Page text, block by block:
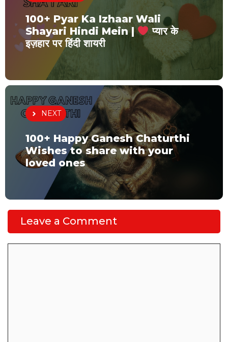
100+ Pyar Ka Izhaar Wali
Shayari Hindi Mein |
प्यार के
इज़हार पर हिंदी शायरी
NEXT
100+ Happy Ganesh Chaturthi
Wishes to share with your
loved ones
Leave a Comment